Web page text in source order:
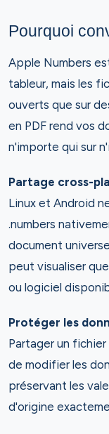
Pourquoi
Apple Numbers
tableur, mais les
ouverts que sur
en PDF rend vos
n'importe qui sur
Partage cross-
Linux et Android
.numbers
document
peut visualiser
ou logiciel
Protéger les
Partager un
de modifier les
préservant les
d'origine